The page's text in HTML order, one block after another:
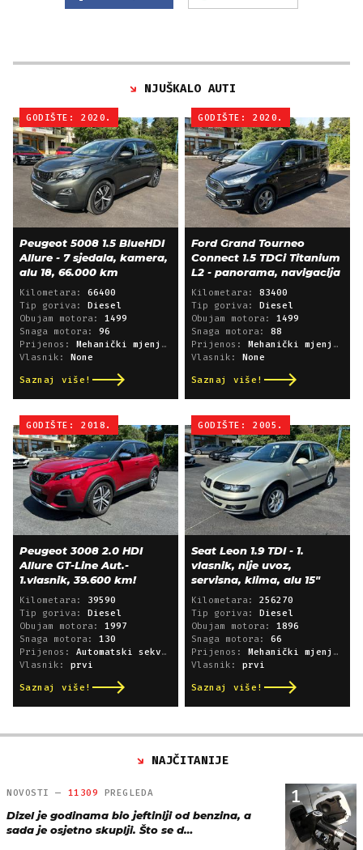
NJUŠKALO AUTI
GODIŠTE: 2020.
Peugeot 5008 1.5 BlueHDI
Allure - 7 sjedala, kamera,
alu 18, 66.000 km
Kilometara: 66400
Tip goriva: Diesel
Obujam motora: 1499
Snaga motora: 96
Prijenos: Mehanički mjenjač
Vlasnik: None
Saznaj više!
GODIŠTE: 2020.
Ford Grand Tourneo
Connect 1.5 TDCi Titanium
L2 - panorama, navigacija
Kilometara: 83400
Tip goriva: Diesel
Obujam motora: 1499
Snaga motora: 88
Prijenos: Mehanički mjenjač
Vlasnik: None
Saznaj više!
GODIŠTE: 2018.
Peugeot 3008 2.0 HDI
Allure GT-Line Aut.-
1.vlasnik, 39.600 km!
Kilometara: 39590
Tip goriva: Diesel
Obujam motora: 1997
Snaga motora: 130
Prijenos: Automatski sekvencijski
Vlasnik: prvi
Saznaj više!
GODIŠTE: 2005.
Seat Leon 1.9 TDI - 1.
vlasnik, nije uvoz,
servisna, klima, alu 15"
Kilometara: 256270
Tip goriva: Diesel
Obujam motora: 1896
Snaga motora: 66
Prijenos: Mehanički mjenjač
Vlasnik: prvi
Saznaj više!
NAJČITANIJE
1
NOVOSTI — 11309 PREGLEDA
Dizel je godinama bio jeftiniji od benzina, a
sada je osjetno skuplji. Što se d…